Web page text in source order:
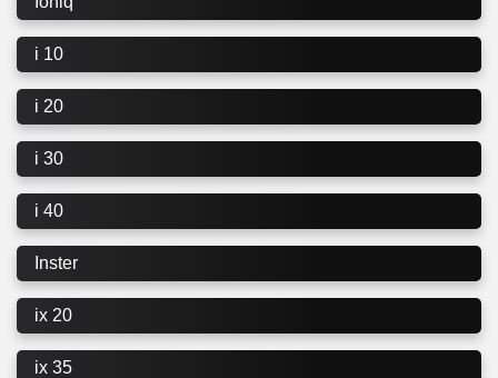
i 10
i 20
i 30
i 40
Inster
ix 20
ix 35